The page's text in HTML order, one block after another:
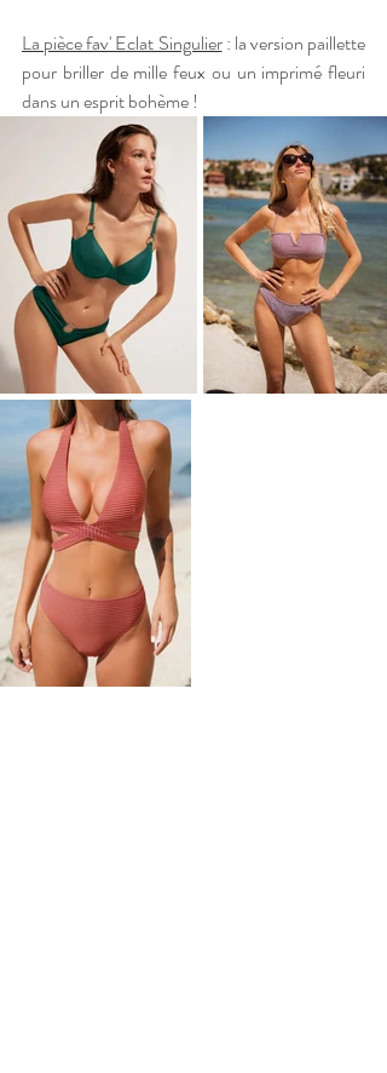
La pièce fav' Eclat Singulier : la version paillette
pour briller de mille feux ou un imprimé fleuri
dans un esprit bohème !